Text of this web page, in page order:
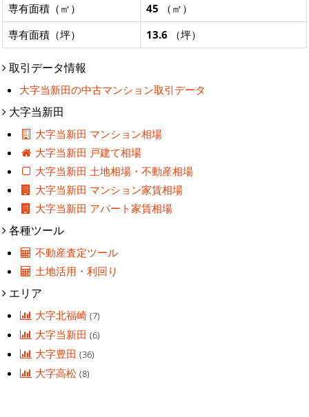
専有面積（㎡）
45 （㎡）
専有面積（坪）
13.6 （坪）
取引データ情報
大字当新田の中古マンション取引データ
大字当新田
大字当新田 マンション相場
大字当新田 戸建て相場
大字当新田 土地相場・不動産相場
大字当新田 マンション家賃相場
大字当新田 アパート家賃相場
各種ツール
不動産査定ツール
土地活用・利回り
エリア
大字北福崎(7)
大字当新田(6)
大字豊田(36)
大字高松(8)